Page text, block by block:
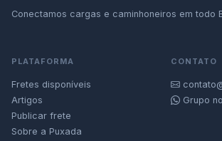
Conectamos cargas e caminhoneiros em todo
PLATAFORMA
Fretes disponíveis
Artigos
Publicar frete
Sobre a Puxada
CONTATO
Grupo